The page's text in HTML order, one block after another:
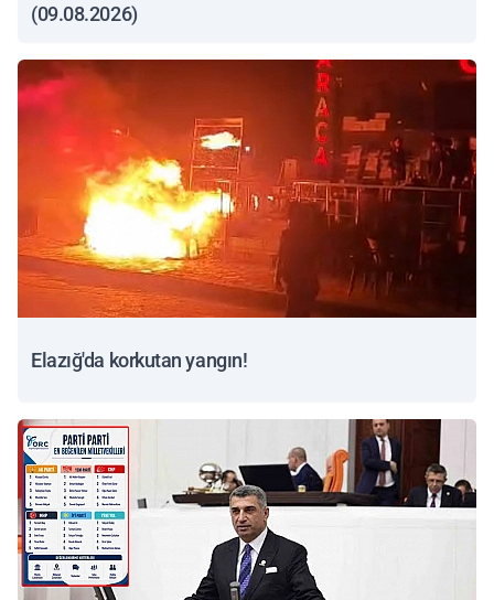
(09.08.2026)
Elazığ'da korkutan yangın!